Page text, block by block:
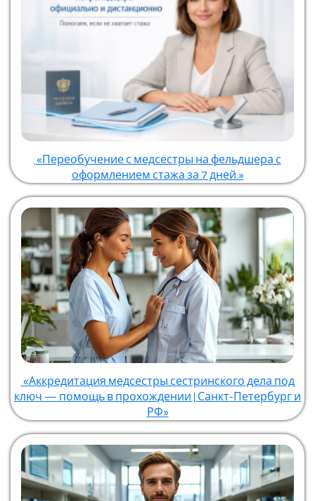
«Переобучение с медсестры на фельдшера с
оформлением стажа за 7 дней.»
«Аккредитация медсестры сестринского дела под
ключ — помощь в прохождении | Санкт-Петербург и
РФ»